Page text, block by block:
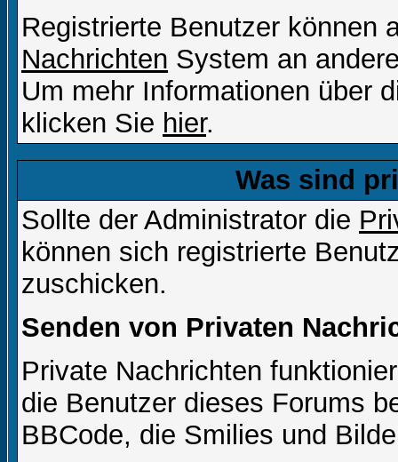
Registrierte Benutzer können
Nachrichten System an
Um mehr Informationen über
klicken Sie hier.
Was sind
Sollte der Administrator die
können sich registrierte
zuschicken.
Senden von Privaten
Private Nachrichten
die Benutzer dieses Forums
BBCode, die Smilies und